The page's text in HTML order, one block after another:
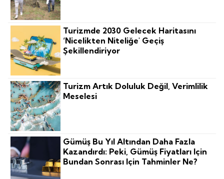
Turizmde 2030 Gelecek Haritasını
‘nicelikten Niteliğe' Geçiş
Şekillendiriyor
Turizm Artık Doluluk Değil, Verimlilik
Meselesi
Gümüş Bu Yıl Altından Daha Fazla
Kazandırdı: Peki, Gümüş Fiyatları Için
Bundan Sonrası Için Tahminler Ne?